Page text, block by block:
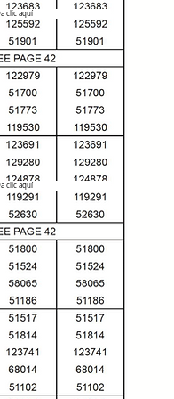
clic aquí
clic aquí